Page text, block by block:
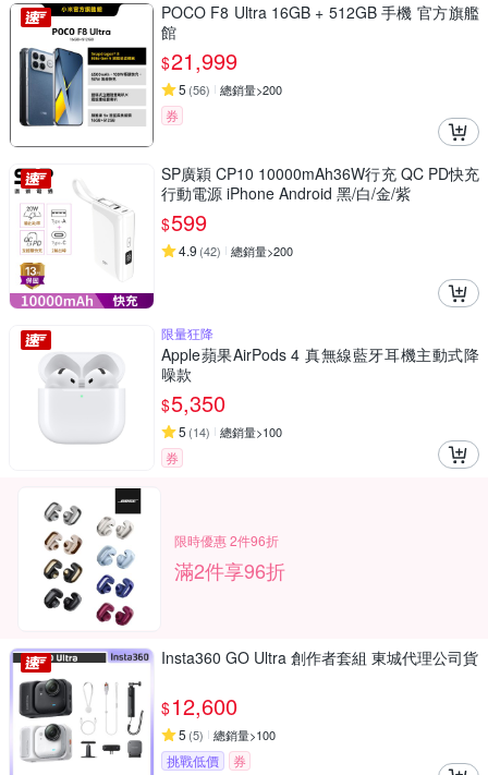
POCO F8 Ultra 16GB + 512GB 手機 官方旗艦
館
$21,999
5 (56) 總銷量>200
券
SP廣穎 CP10 10000mAh36W行充 QC PD快充
行動電源 iPhone Android 黑/白/金/紫
$599
4.9 (42) 總銷量>200
限量狂降
Apple蘋果AirPods 4 真無線藍牙耳機主動式降
噪款
$5,350
5 (14) 總銷量>100
券
限時優惠 2件96折
滿2件享96折
Insta360 GO Ultra 創作者套組 東城代理公司貨
$12,600
5 (5) 總銷量>100
挑戰低價 券